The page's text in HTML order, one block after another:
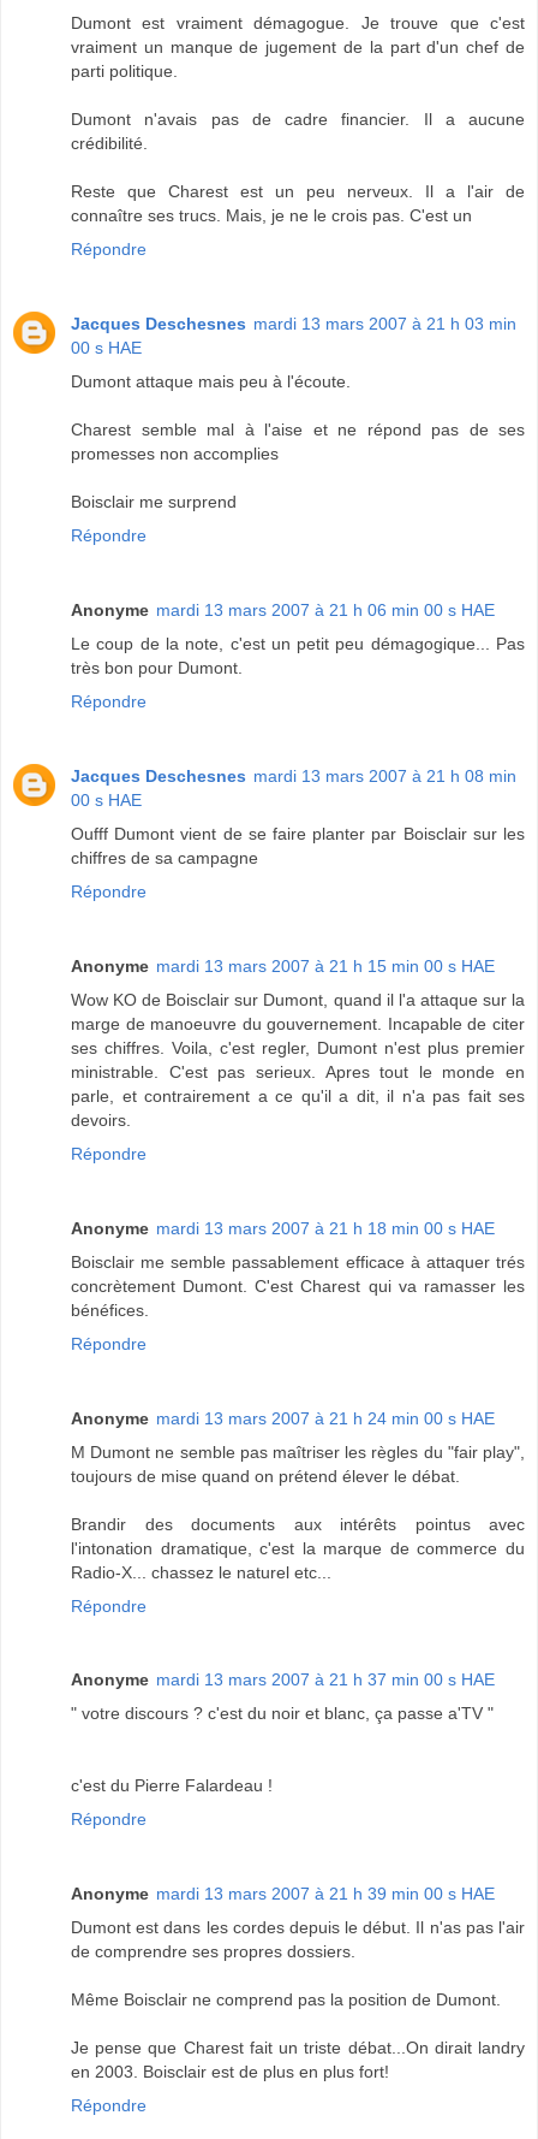
Dumont est vraiment démagogue. Je trouve que c'est
vraiment un manque de jugement de la part d'un chef de
parti politique.
Dumont n'avais pas de cadre financier. Il a aucune
crédibilité.
Reste que Charest est un peu nerveux. Il a l'air de
connaître ses trucs. Mais, je ne le crois pas. C'est un
Répondre
Jacques Deschesnes mardi 13 mars 2007 à 21 h 03 min
00 s HAE
Dumont attaque mais peu à l'écoute.
Charest semble mal à l'aise et ne répond pas de ses
promesses non accomplies
Boisclair me surprend
Répondre
Anonyme mardi 13 mars 2007 à 21 h 06 min 00 s HAE
Le coup de la note, c'est un petit peu démagogique... Pas
très bon pour Dumont.
Répondre
Jacques Deschesnes mardi 13 mars 2007 à 21 h 08 min
00 s HAE
Oufff Dumont vient de se faire planter par Boisclair sur les
chiffres de sa campagne
Répondre
Anonyme mardi 13 mars 2007 à 21 h 15 min 00 s HAE
Wow KO de Boisclair sur Dumont, quand il l'a attaque sur la
marge de manoeuvre du gouvernement. Incapable de citer
ses chiffres. Voila, c'est regler, Dumont n'est plus premier
ministrable. C'est pas serieux. Apres tout le monde en
parle, et contrairement a ce qu'il a dit, il n'a pas fait ses
devoirs.
Répondre
Anonyme mardi 13 mars 2007 à 21 h 18 min 00 s HAE
Boisclair me semble passablement efficace à attaquer trés
concrètement Dumont. C'est Charest qui va ramasser les
bénéfices.
Répondre
Anonyme mardi 13 mars 2007 à 21 h 24 min 00 s HAE
M Dumont ne semble pas maîtriser les règles du "fair play",
toujours de mise quand on prétend élever le débat.
Brandir des documents aux intérêts pointus avec
l'intonation dramatique, c'est la marque de commerce du
Radio-X... chassez le naturel etc...
Répondre
Anonyme mardi 13 mars 2007 à 21 h 37 min 00 s HAE
" votre discours ? c'est du noir et blanc, ça passe a'TV "
c'est du Pierre Falardeau !
Répondre
Anonyme mardi 13 mars 2007 à 21 h 39 min 00 s HAE
Dumont est dans les cordes depuis le début. Il n'as pas l'air
de comprendre ses propres dossiers.
Même Boisclair ne comprend pas la position de Dumont.
Je pense que Charest fait un triste débat...On dirait landry
en 2003. Boisclair est de plus en plus fort!
Répondre